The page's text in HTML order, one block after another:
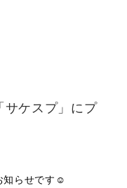
サケスプ」にプ
知らせです☺